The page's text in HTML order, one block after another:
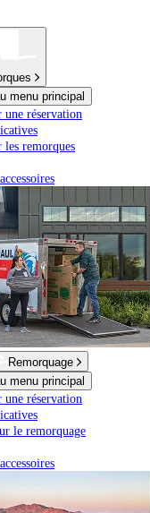
menu principal
une réservation
les remorques
Remorquage
menu principal
une réservation
le remorquage